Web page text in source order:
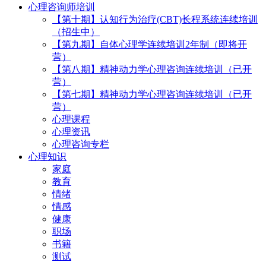
心理咨询师培训
【第十期】认知行为治疗(CBT)长程系统连续培训
（招生中）
【第九期】自体心理学连续培训2年制（即将开
营）
【第八期】精神动力学心理咨询连续培训（已开
营）
【第七期】精神动力学心理咨询连续培训（已开
营）
心理课程
心理资讯
心理咨询专栏
心理知识
家庭
教育
情绪
情感
健康
职场
书籍
测试